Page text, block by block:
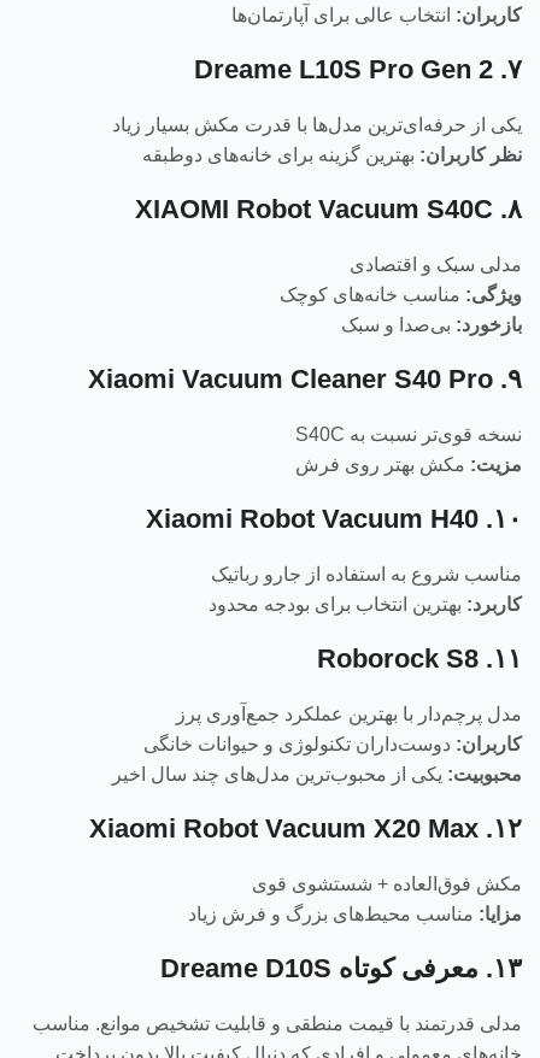
کاربران: انتخاب عالی برای آپارتمان‌ها
۷. Dreame L10S Pro Gen 2
یکی از حرفه‌ای‌ترین مدل‌ها با قدرت مکش بسیار زیاد
نظر کاربران: بهترین گزینه برای خانه‌های دوطبقه
۸. XIAOMI Robot Vacuum S40C
مدلی سبک و اقتصادی
ویژگی: مناسب خانه‌های کوچک
بازخورد: بی‌صدا و سبک
۹. Xiaomi Vacuum Cleaner S40 Pro
نسخه قوی‌تر نسبت به S40C
مزیت: مکش بهتر روی فرش
۱۰. Xiaomi Robot Vacuum H40
مناسب شروع به استفاده از جارو رباتیک
کاربرد: بهترین انتخاب برای بودجه محدود
۱۱. Roborock S8
مدل پرچم‌دار با بهترین عملکرد جمع‌آوری پرز
کاربران: دوست‌داران تکنولوژی و حیوانات خانگی
محبوبیت: یکی از محبوب‌ترین مدل‌های چند سال اخیر
۱۲. Xiaomi Robot Vacuum X20 Max
مکش فوق‌العاده + شستشوی قوی
مزایا: مناسب محیط‌های بزرگ و فرش زیاد
۱۳. معرفی کوتاه Dreame D10S
مدلی قدرتمند با قیمت منطقی و قابلیت تشخیص موانع. مناسب